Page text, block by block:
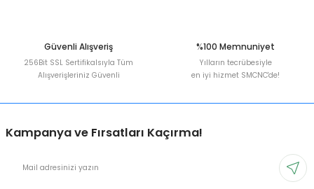
Güvenli Alışveriş
256Bit SSL Sertifikalsıyla Tüm
Alışverişleriniz Güvenli
%100 Memnuniyet
Yılların tecrübesiyle
en iyi hizmet SMCNC'de!
Kampanya ve Fırsatları Kaçırma!